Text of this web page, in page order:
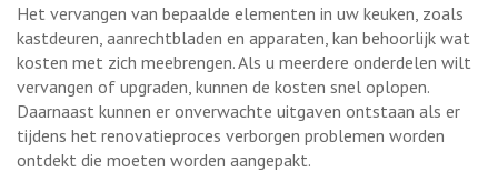
Het vervangen van bepaalde elementen in uw keuken, zoals
kastdeuren, aanrechtbladen en apparaten, kan behoorlijk wat
kosten met zich meebrengen. Als u meerdere onderdelen wilt
vervangen of upgraden, kunnen de kosten snel oplopen.
Daarnaast kunnen er onverwachte uitgaven ontstaan als er
tijdens het renovatieproces verborgen problemen worden
ontdekt die moeten worden aangepakt.